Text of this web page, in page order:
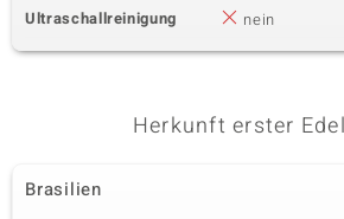
Ultraschallreinigung
nein
Herkunft erster
Brasilien